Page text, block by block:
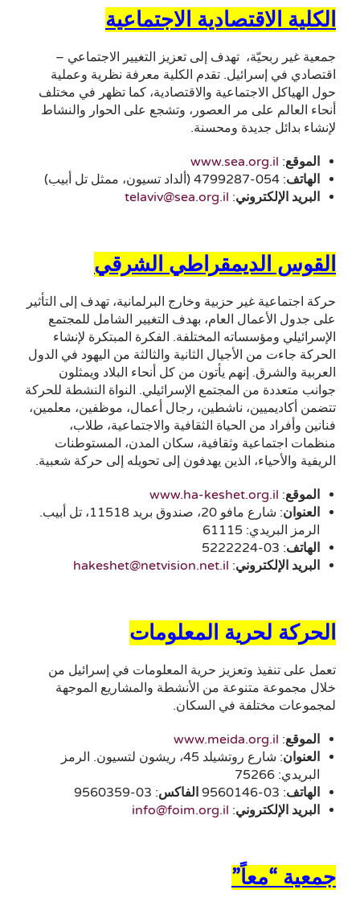
الكلية الاقتصادية الاجتماعية
جمعية غير ربحيّة، تهدف إلى تعزيز التغيير الاجتماعي –
اقتصادي في إسرائيل. تقدم الكلية معرفة نظرية وعملية
حول الهياكل الاجتماعية والاقتصادية، كما تظهر في مختلف
أنحاء العالم على مر العصور، وتشجع على الحوار والنشاط
لإنشاء بدائل جديدة ومحسنة.
الموقع:
الهاتف: 054-4799287 (ألداد تسيون، ممثل تل أبيب)
البريد الإلكتروني:
telaviv@sea.org.il
القوس الديمقراطي الشرقي
حركة اجتماعية غير حزبية وخارج البرلمانية، تهدف إلى التأثير
على جدول الأعمال العام، بهدف التغيير الشامل للمجتمع
الإسرائيلي ومؤسساته المختلفة. الفكرة المبتكرة لإنشاء
الحركة جاءت من الأجيال الثانية والثالثة من اليهود في الدول
العربية والشرق. إنهم يأتون من كل أنحاء البلاد ويمثلون
جوانب متعددة من المجتمع الإسرائيلي. النواة النشطة للحركة
تتضمن أكاديميين، ناشطين، رجال أعمال، موظفين، معلمين،
فنانين وأفراد من الحياة الثقافية والاجتماعية، طلاب،
منظمات اجتماعية وثقافية، سكان المدن، المستوطنات
الريفية والأحياء، الذين يهدفون إلى تحويله إلى حركة شعبية.
الموقع:
العنوان
: شارع مافو 20، صندوق بريد 11518، تل أبيب.
الرمز البريدي: 61115
الهاتف: 03-5222224
البريد الإلكتروني:
hakeshet@netvision.net.il
الحركة لحرية المعلومات
تعمل على تنفيذ وتعزيز حرية المعلومات في إسرائيل من
خلال مجموعة متنوعة من الأنشطة والمشاريع الموجهة
لمجموعات مختلفة في السكان.
الموقع:
العنوان
: شارع روتشيلد 45، ريشون لتسيون. الرمز
البريدي: 75266
الهاتف: 03-9560146 الفاكس: 03-9560359
البريد الإلكتروني:
info@foim.org.il
جمعية “معاً”